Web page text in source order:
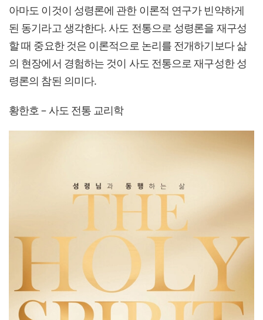
아마도 이것이 성령론에 관한 이론적 연구가 빈약하게
된 동기라고 생각한다. 사도 전통으로 성령론을 재구성
할 때 중요한 것은 이론적으로 논리를 전개하기보다 삶
의 현장에서 경험하는 것이 사도 전통으로 재구성한 성
령론의 참된 의미다.
황한호 – 사도 전통 교리학